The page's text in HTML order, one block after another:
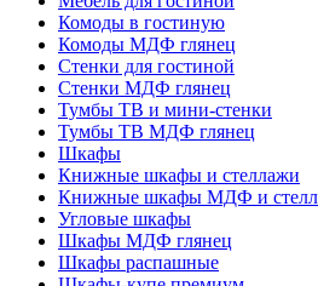
Комоды в гостиную
Комоды МДФ глянец
Стенки для гостиной
Стенки МДФ глянец
Тумбы ТВ и мини-стенки
Тумбы ТВ МДФ глянец
Шкафы
Книжные шкафы и стеллажи
Книжные шкафы МДФ и
Угловые шкафы
Шкафы МДФ глянец
Шкафы распашные